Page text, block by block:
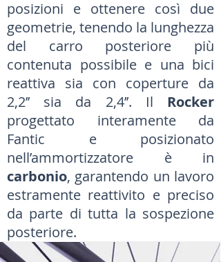
posizioni e ottenere così due
geometrie, tenendo la lunghezza
del carro posteriore più
contenuta possibile e una bici
reattiva sia con coperture da
2,2’’ sia da 2,4’’. Il Rocker
progettato interamente da
Fantic e posizionato
nell’ammortizzatore è in
carbonio, garantendo un lavoro
estramente reattivito e preciso
da parte di tutta la sospezione
posteriore.